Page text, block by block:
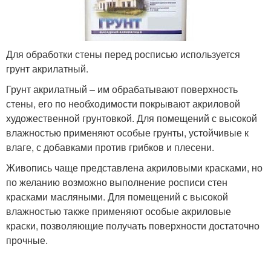
Для обработки стены перед росписью используется
грунт акрилатный.
Грунт акрилатный – им обрабатывают поверхность
стены, его по необходимости покрывают акриловой
художественной грунтовкой. Для помещений с высокой
влажностью применяют особые грунты, устойчивые к
влаге, с добавками против грибков и плесени.
Живопись чаще представлена акриловыми красками, но
по желанию возможно выполнение росписи стен
красками масляными. Для помещений с высокой
влажностью также применяют особые акриловые
краски, позволяющие получать поверхности достаточно
прочные.